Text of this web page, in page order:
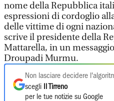
nome della Repubblica
espressioni di cordoglio
delle vittime di ogni
scrive il presidente della
Mattarella, in un
Droupadi Murmu.
Non lasciare decidere
scegli
Il Tirreno
per le tue notizie su Google